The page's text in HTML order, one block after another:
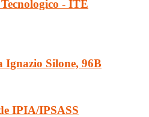
- ITE
Ignazio Silone, 96B
IPIA/IPSASS